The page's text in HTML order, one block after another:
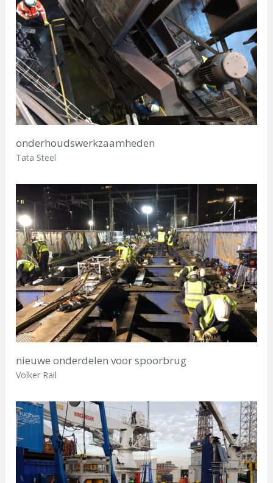
onderhoudswerkzaamheden
Tata Steel
nieuwe onderdelen voor spoorbrug
Volker Rail